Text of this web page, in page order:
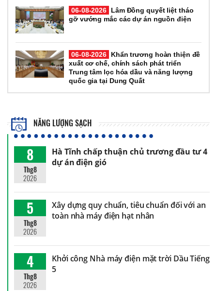
06-08-2026
Lâm Đồng quyết liệt tháo
gỡ vướng mắc các dự án nguồn điện
06-08-2026
Khẩn trương hoàn thiện đề
xuất cơ chế, chính sách phát triển
Trung tâm lọc hóa dầu và năng lượng
quốc gia tại Dung Quất
NĂNG LƯỢNG SẠCH
8
Thg8
2026
Hà Tĩnh chấp thuận chủ trương đầu tư 4
dự án điện gió
5
Thg8
2026
Xây dựng quy chuẩn, tiêu chuẩn đối với an
toàn nhà máy điện hạt nhân
4
Thg8
2026
Khởi công Nhà máy điện mặt trời Dầu Tiếng
5